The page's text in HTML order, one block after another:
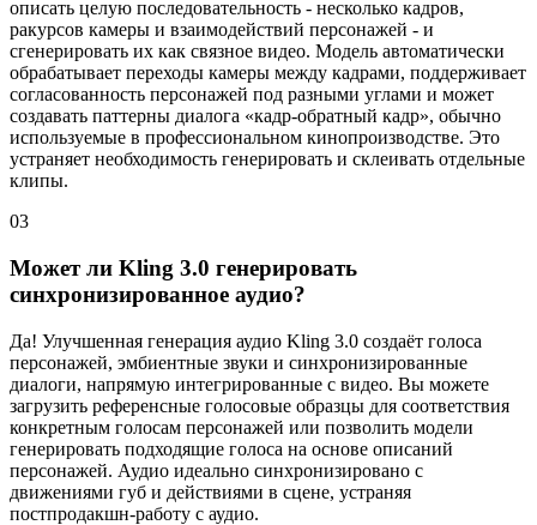
описать целую последовательность - несколько кадров,
ракурсов камеры и взаимодействий персонажей - и
сгенерировать их как связное видео. Модель автоматически
обрабатывает переходы камеры между кадрами, поддерживает
согласованность персонажей под разными углами и может
создавать паттерны диалога «кадр-обратный кадр», обычно
используемые в профессиональном кинопроизводстве. Это
устраняет необходимость генерировать и склеивать отдельные
клипы.
03
Может ли Kling 3.0 генерировать
синхронизированное аудио?
Да! Улучшенная генерация аудио Kling 3.0 создаёт голоса
персонажей, эмбиентные звуки и синхронизированные
диалоги, напрямую интегрированные с видео. Вы можете
загрузить референсные голосовые образцы для соответствия
конкретным голосам персонажей или позволить модели
генерировать подходящие голоса на основе описаний
персонажей. Аудио идеально синхронизировано с
движениями губ и действиями в сцене, устраняя
постпродакшн-работу с аудио.